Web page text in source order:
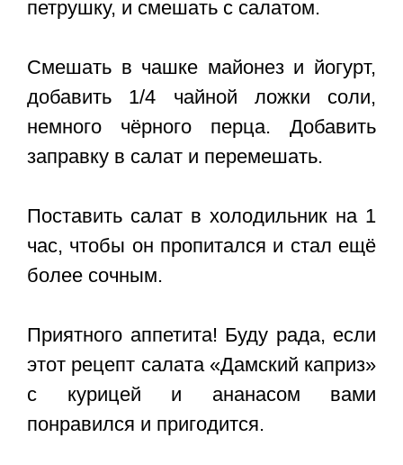
петрушку, и смешать с салатом.
Смешать в чашке майонез и йогурт,
добавить 1/4 чайной ложки соли,
немного чёрного перца. Добавить
заправку в салат и перемешать.
Поставить салат в холодильник на 1
час, чтобы он пропитался и стал ещё
более сочным.
Приятного аппетита! Буду рада, если
этот рецепт салата «Дамский каприз»
с курицей и ананасом вами
понравился и пригодится.